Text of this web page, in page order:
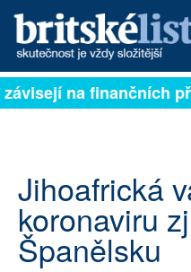
PŘIHLÁSIT
ARCHIV
ROZHOVORY
TÉMATA
na finančních
Jihoafrická
koronaviru
Španělsku